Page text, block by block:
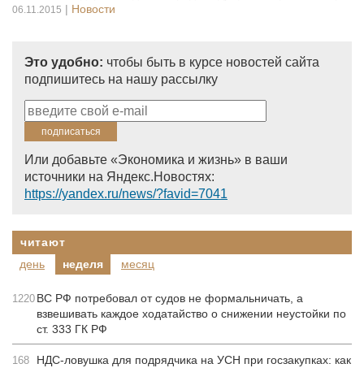
06.11.2015 | Новости
Это удобно: чтобы быть в курсе новостей сайта
подпишитесь на нашу рассылку
Или добавьте «Экономика и жизнь» в ваши
источники на Яндекс.Новостях:
https://yandex.ru/news/?favid=7041
читают
день
неделя месяц
1220 ВС РФ потребовал от судов не формальничать, а
взвешивать каждое ходатайство о снижении неустойки по
ст. 333 ГК РФ
168
НДС-ловушка для подрядчика на УСН при госзакупках: как